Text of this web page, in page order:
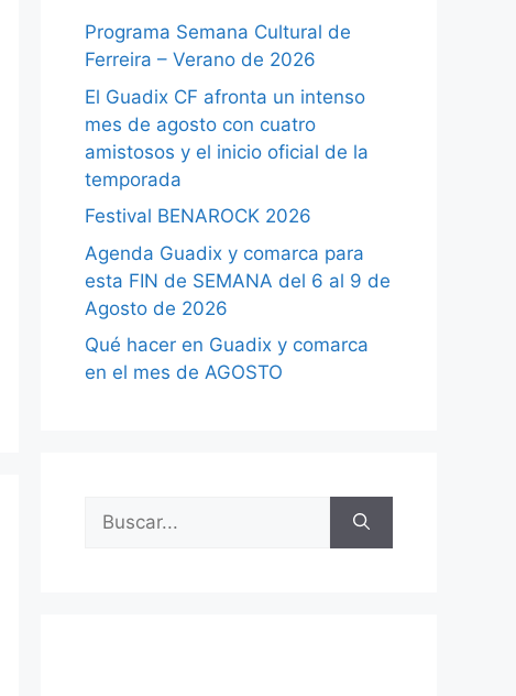
Programa Semana Cultural de
Ferreira – Verano de 2026
El Guadix CF afronta un intenso
mes de agosto con cuatro
amistosos y el inicio oficial de la
temporada
Festival BENAROCK 2026
Agenda Guadix y comarca para
esta FIN de SEMANA del 6 al 9 de
Agosto de 2026
Qué hacer en Guadix y comarca
en el mes de AGOSTO
Buscar: